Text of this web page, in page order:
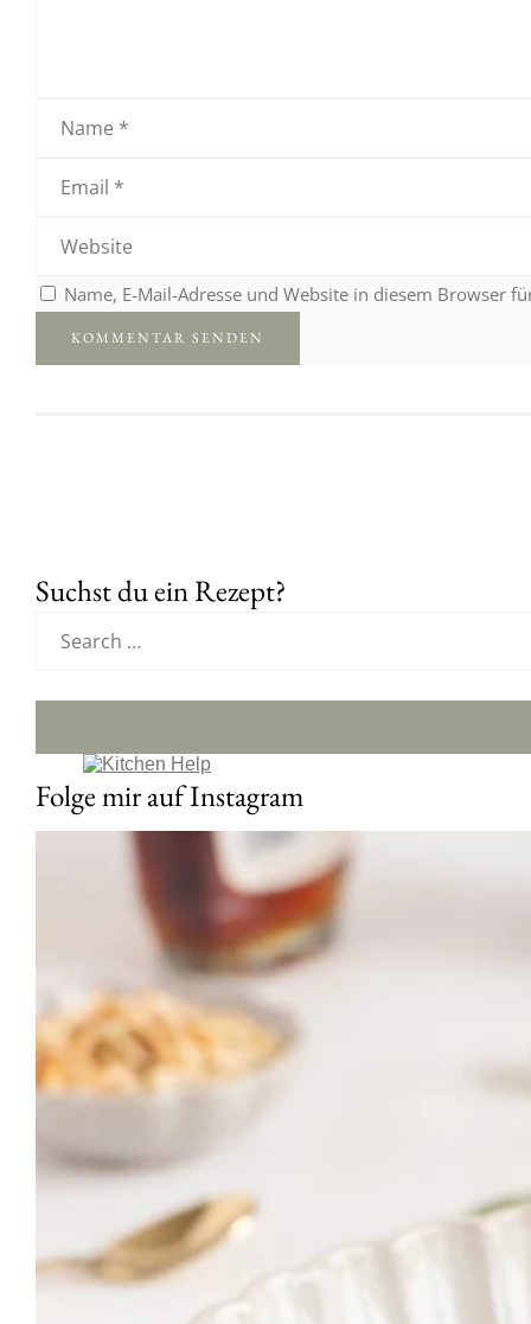
Name, E-Mail-Adresse und Website in diesem Browser
Suchst du ein Rezept?
Folge mir auf Instagram